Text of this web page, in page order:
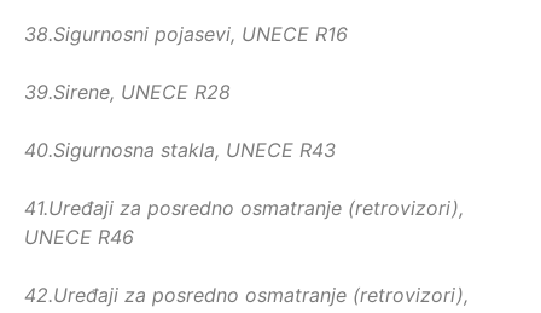
38.Sigurnosni pojasevi, UNECE R16
39.Sirene, UNECE R28
40.Sigurnosna stakla, UNECE R43
41.Uređaji za posredno osmatranje (retrovizori),
UNECE R46
42.Uređaji za posredno osmatranje (retrovizori),